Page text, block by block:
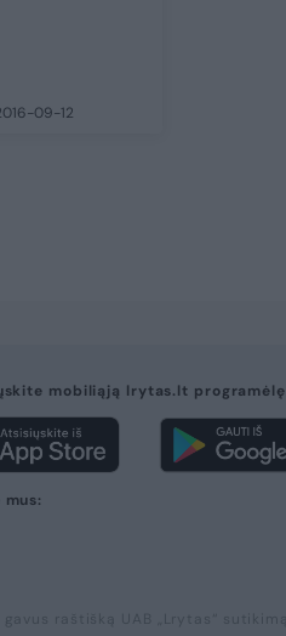
09-12
mobiliąją lrytas.lt programėlę